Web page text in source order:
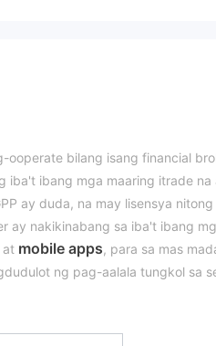
ooperate bilang isang financial
iba't ibang mga maaring itrade na
ay duda, na may lisensya nitong
ay nakikinabang sa iba't ibang
at mobile apps, para sa mas
ng pag-aalala tungkol sa